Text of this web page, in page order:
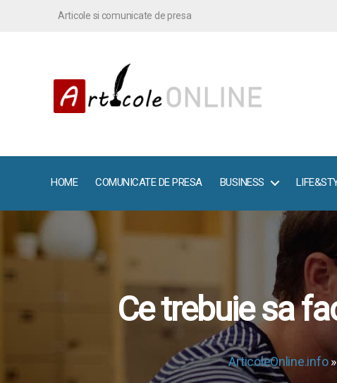
Articole si comunicate de presa
HOME COMUNICATE DE PRESA BUSINESS
Ce trebuie sa
ArticoleOnline.info»